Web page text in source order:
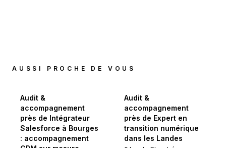
AUSSI PROCHE DE VOUS
Audit &
accompagnement
près de Intégrateur
Salesforce à Bourges
: accompagnement
Audit &
accompagnement
près de Expert en
transition numérique
dans les Landes